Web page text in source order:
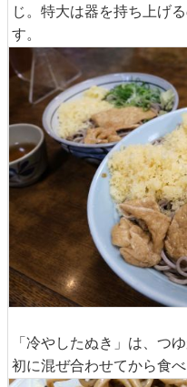
じ。特大は器を持ち上げ
す。
「冷やしたぬき」は、つ
初に混ぜ合わせてから食べ